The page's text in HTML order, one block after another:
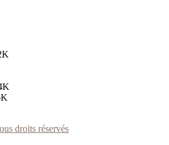
droits réservés